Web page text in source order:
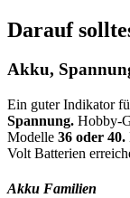
Darauf
Akku,
Ein guter Indikator
Spannung. Hobby-
Modelle 36 oder 40.
Volt Batterien
Akku Familien